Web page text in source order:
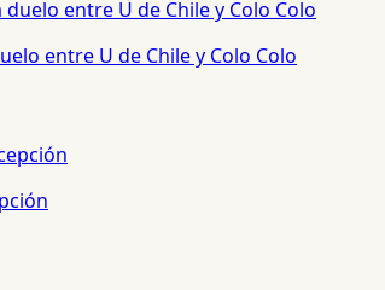
entre U de Chile y Colo Colo